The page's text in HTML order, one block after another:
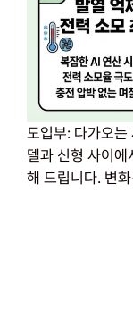
도입부: 다가오는
델과 신형 사이
해 드립니다. 변